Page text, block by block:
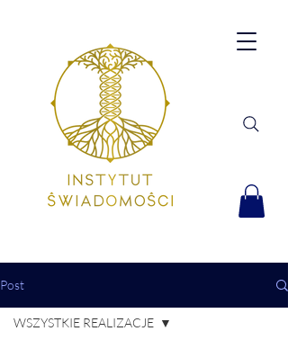
Post
WSZYSTKIE REALIZACJE